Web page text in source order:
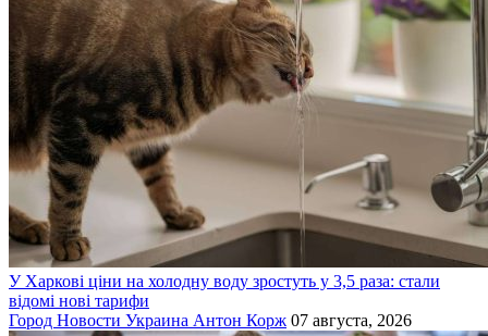
У Харкові ціни на холодну воду зростуть у 3,5 раза: стали
відомі нові тарифи
Город Новости Украина Антон Корж 07 августа, 2026